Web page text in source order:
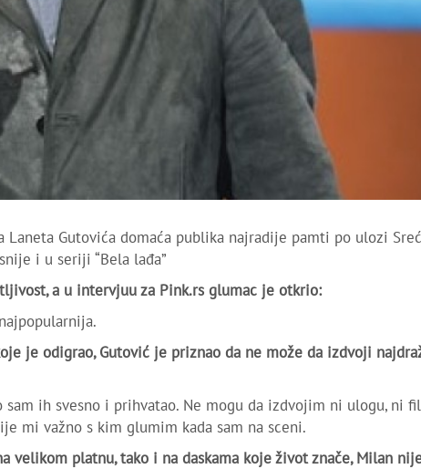
Laneta Gutovića domaća publika najradije pamti po ulozi
i u seriji “Bela lađa”
a u intervjuu za Pink.rs glumac je otkrio:
je odigrao, Gutović je priznao da ne može da izdvoji
sam ih svesno i prihvatao. Ne mogu da izdvojim ni ulogu, ni
mi važno s kim glumim kada sam na sceni.
velikom platnu, tako i na daskama koje život znače, Milan